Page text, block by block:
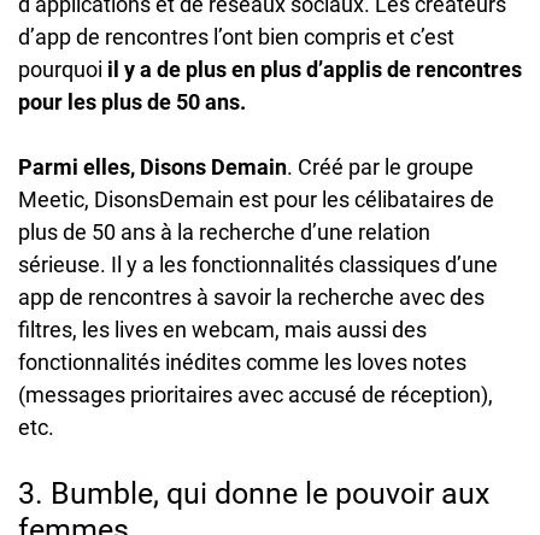
d’app de rencontres l’ont bien compris et c’est
pourquoi il y a de plus en plus d’applis de rencontres
pour les plus de 50 ans.
Parmi elles, Disons Demain. Créé par le groupe
Meetic, DisonsDemain est pour les célibataires de
plus de 50 ans à la recherche d’une relation
sérieuse. Il y a les fonctionnalités classiques d’une
app de rencontres à savoir la recherche avec des
filtres, les lives en webcam, mais aussi des
fonctionnalités inédites comme les loves notes
(messages prioritaires avec accusé de réception),
etc.
3. Bumble, qui donne le pouvoir aux